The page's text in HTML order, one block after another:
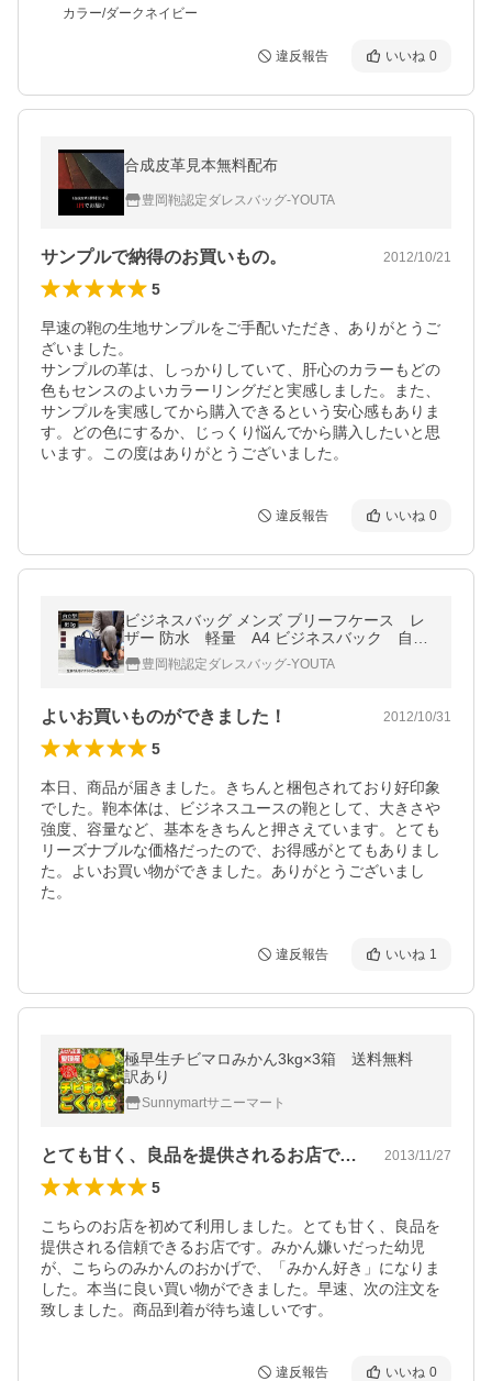
カラー/ダークネイビー
違反報告 いいね 0
合成皮革見本無料配布
豊岡鞄認定ダレスバッグ-YOUTA
サンプルで納得のお買いもの。 2012/10/21
5
早速の鞄の生地サンプルをご手配いただき、ありがとうご
ざいました。
サンプルの革は、しっかりしていて、肝心のカラーもどの
色もセンスのよいカラーリングだと実感しました。また、
サンプルを実感してから購入できるという安心感もありま
す。どの色にするか、じっくり悩んでから購入したいと思
います。この度はありがとうございました。
違反報告 いいね 0
ビジネスバッグ メンズ ブリーフケース レ
ザー 防水 軽量 A4 ビジネスバック 自立
豊岡鞄認定ダレスバッグ-YOUTA
よいお買いものができました！ 2012/10/31
5
本日、商品が届きました。きちんと梱包されており好印象
でした。鞄本体は、ビジネスユースの鞄として、大きさや
強度、容量など、基本をきちんと押さえています。とても
リーズナブルな価格だったので、お得感がとてもありまし
た。よいお買い物ができました。ありがとうございまし
た。
違反報告 いいね 1
極早生チビマロみかん3kg×3箱 送料無料
訳あり
Sunnymartサニーマート
とても甘く、良品を提供されるお店です。 2013/11/27
5
こちらのお店を初めて利用しました。とても甘く、良品を
提供される信頼できるお店です。みかん嫌いだった幼児
が、こちらのみかんのおかげで、「みかん好き」になりま
した。本当に良い買い物ができました。早速、次の注文を
致しました。商品到着が待ち遠しいです。
違反報告 いいね 0